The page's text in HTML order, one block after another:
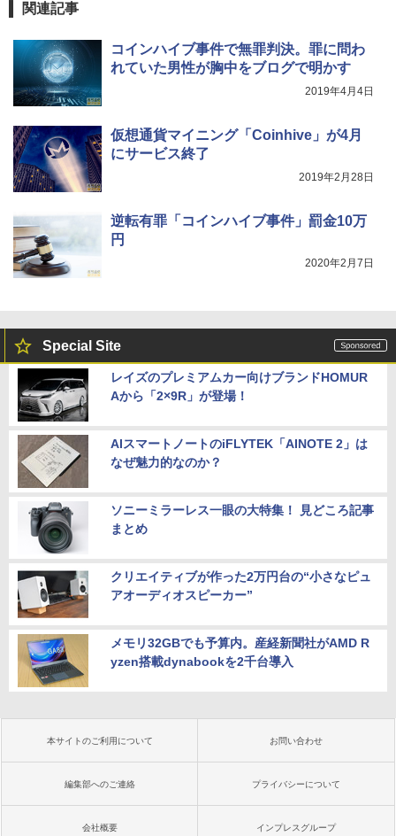
関連記事
コインハイブ事件で無罪判決。罪に問わ
れていた男性が胸中をブログで明かす
2019年4月4日
仮想通貨マイニング「Coinhive」が4月
にサービス終了
2019年2月28日
逆転有罪「コインハイブ事件」罰金10万
円
2020年2月7日
Special Site
レイズのプレミアムカー向けブランドHOMUR
Aから「2×9R」が登場！
AIスマートノートのiFLYTEK「AINOTE 2」は
なぜ魅力的なのか？
ソニーミラーレス一眼の大特集！ 見どころ記事
まとめ
クリエイティブが作った2万円台の“小さなピュ
アオーディオスピーカー”
メモリ32GBでも予算内。産経新聞社がAMD R
yzen搭載dynabookを2千台導入
本サイトのご利用について お問い合わせ
編集部へのご連絡 プライバシーについて
会社概要 インプレスグループ